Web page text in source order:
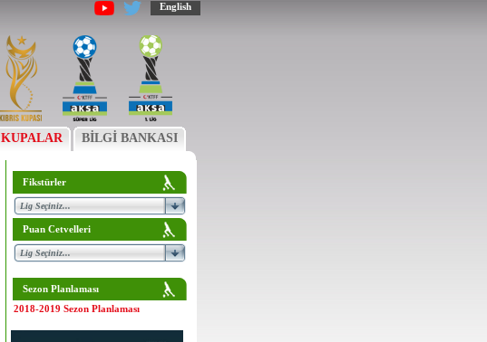
English
KUPALAR BİLGİ BANKASI
Fikstürler
Puan Cetvelleri
Sezon Planlaması
2018-2019 Sezon Planlaması